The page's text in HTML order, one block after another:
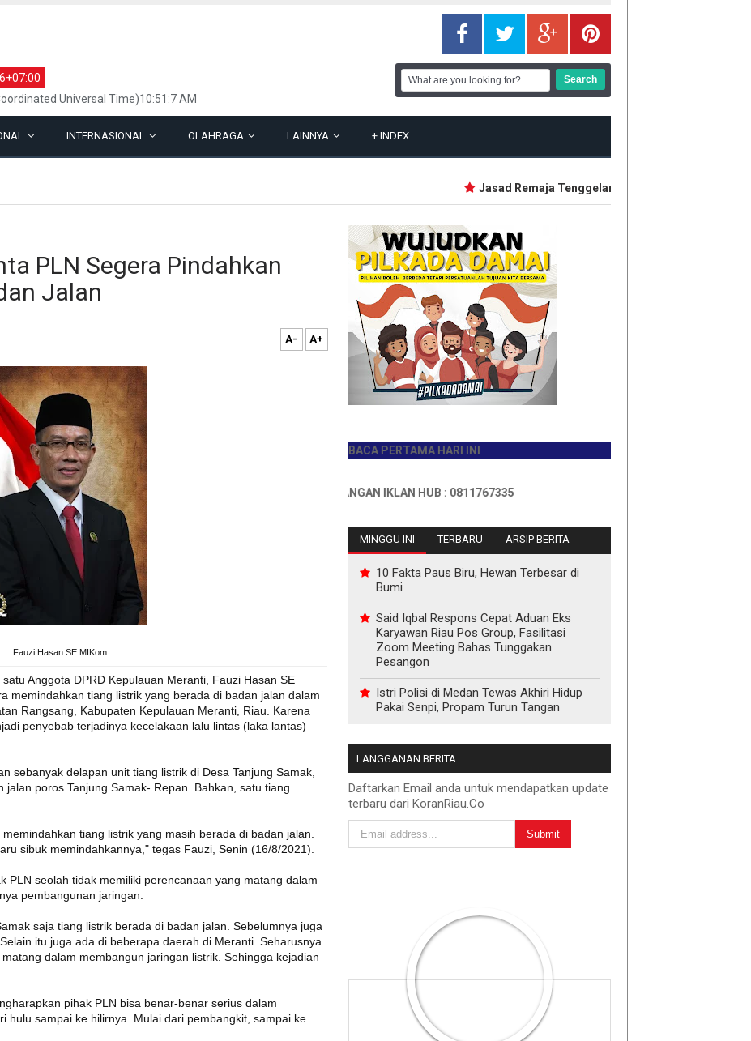
Universal Time)10:51:7 AM
INTERNASIONAL OLAHRAGA LAINNYA + INDEX
Jasad Remaja Tenggelam Saat Berenang di Sungai
PLN Segera Pindahkan
Jalan
A- A+
Fauzi Hasan SE MIKom
satu Anggota DPRD Kepulauan Meranti, Fauzi Hasan SE
memindahkan tiang listrik yang berada di badan jalan dalam
Rangsang, Kabupaten Kepulauan Meranti, Riau. Karena
penyebab terjadinya kecelakaan lalu lintas (laka lantas)
sebanyak delapan unit tiang listrik di Desa Tanjung Samak,
poros Tanjung Samak- Repan. Bahkan, satu tiang
tiang listrik yang masih berada di badan jalan.
sibuk memindahkannya," tegas Fauzi, Senin (16/8/2021).
PLN seolah tidak memiliki perencanaan yang matang dalam
pembangunan jaringan.
saja tiang listrik berada di badan jalan. Sebelumnya juga
itu juga ada di beberapa daerah di Meranti. Seharusnya
dalam membangun jaringan listrik. Sehingga kejadian
pihak PLN bisa benar-benar serius dalam
hulu sampai ke hilirnya. Mulai dari pembangkit, sampai ke
JADILAH PEMBACA PERTAMA HARI INI
INFO PEMASANGAN IKLAN HUB : 0811767335
MINGGU INI TERBARU ARSIP BERITA
10 Fakta Paus Biru, Hewan Terbesar di
Bumi
Said Iqbal Respons Cepat Aduan Eks
Karyawan Riau Pos Group, Fasilitasi
Zoom Meeting Bahas Tunggakan
Pesangon
Istri Polisi di Medan Tewas Akhiri Hidup
Pakai Senpi, Propam Turun Tangan
LANGGANAN BERITA
Daftarkan Email anda untuk mendapatkan update
terbaru dari KoranRiau.Co